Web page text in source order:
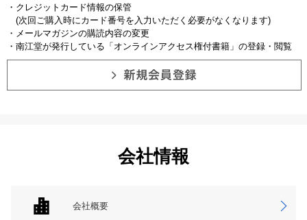
・クレジットカード情報の保管
(次回ご購入時にカード番号を入力いただく必要がなくなります)
・メールマガジンの購読内容の変更
・南江堂が発行している「オンラインアクセス権付書籍」の登録・閲覧
会社情報
会社概要